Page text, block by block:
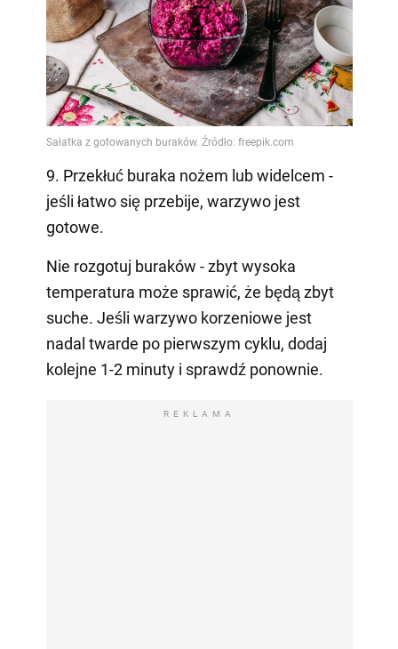
9. Przekłuć buraka nożem lub widelcem -
jeśli łatwo się przebije, warzywo jest
gotowe.
Nie rozgotuj buraków - zbyt wysoka
temperatura może sprawić, że będą zbyt
suche. Jeśli warzywo korzeniowe jest
nadal twarde po pierwszym cyklu, dodaj
kolejne 1-2 minuty i sprawdź ponownie.
REKLAMA